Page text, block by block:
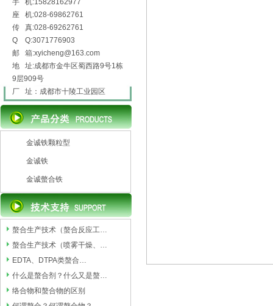
手 机:15828162977
座 机:028-69862761
传 真:028-69262761
Q Q:3071776903
邮 箱:xyicheng@163.com
地 址:成都市金牛区蜀西路9号1栋
9层909号
厂 址：成都市十陵工业园区
金诚铁颗粒型
金诚铁
金诚螫合铁
螯合生产技术（螯合反应工…
螯合生产技术（喷雾干燥、…
EDTA、DTPA类螯合…
什么是螯合剂？什么又是螯…
络合物和螯合物的区别